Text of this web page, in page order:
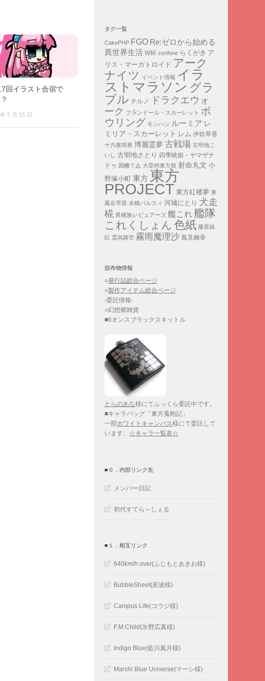
回イラスト合宿で
5 月 15 日
タグ一覧
CakePHP FGO Re:ゼロから始める
異世界生活 W杯 zenfone らくがき ア
リス・マーガトロイド アーク
ナイツ イベント情報 イラ
ストマラソン グラ
ブル チルノ
ドラクエウォ
ーク フランドール・スカーレット ボ
ウリング モンハン ルーミア レ
ミリア・スカーレット
レム 伊吹萃香
十六夜咲夜 博麗霊夢 古戦場 古明地こ
いし 古明地さとり 四季映姫・ヤマザナ
ドゥ 因幡てゐ 大⑨州東方祭 射命丸文 小
野塚小町 東方 東方
PROJECT 東方紅楼夢 東
風谷早苗 水橋パルスィ 河城にとり 犬走
椛 異種族レビュアーズ 艦これ艦隊
これくしょん 色紙 藤原妹
紅 霊烏路空 霧雨魔理沙 風見幽香
頒布物情報
○発行誌総合ページ
○製作アイテム総合ページ
-委託情報-
○幻想郷雑貨
■6オンスブラックスキットル
とらのあな様にてふっくら委託中です。
■キャラバッグ「東方蒐鞄記」
一部ホワイトキャンバス様にて委託して
います。 ☆キャラ一覧表☆
■０．内部リンク先
メンバー日記
初代すてら～しぇる
■１．相互リンク
640km/h over(ふじもとあきお様)
BubbleSheet(若波様)
Campus Life(コウジ様)
F.M.Child(氷野広真様)
Indigo Blue(藍川風月様)
Marshi Blue Universe(マーシ様)